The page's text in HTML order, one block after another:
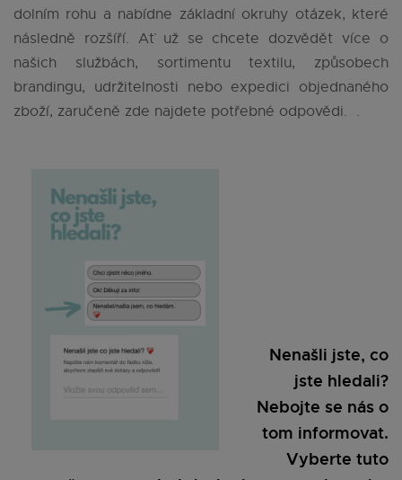
dolním rohu a nabídne základní okruhy otázek, které
následně rozšíří. Ať už se chcete dozvědět více o
našich službách, sortimentu textilu, způsobech
brandingu, udržitelnosti nebo expedici objednaného
zboží, zaručeně zde najdete potřebné odpovědi. .
Nenašli jste, co
jste hledali?
Nebojte se nás o
tom informovat.
Vyberte tuto